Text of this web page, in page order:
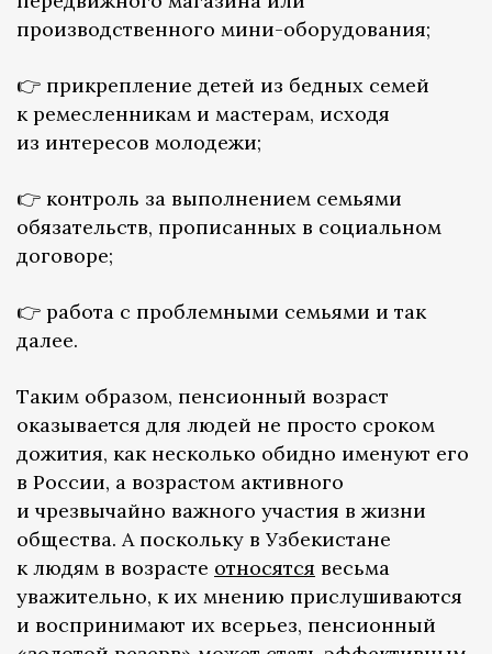
производственного мини-оборудования;
👉 прикрепление детей из бедных семей
к ремесленникам и мастерам, исходя
из интересов молодежи;
👉 контроль за выполнением семьями
обязательств, прописанных в социальном
договоре;
👉 работа с проблемными семьями и так
далее.
Таким образом, пенсионный возраст
оказывается для людей не просто сроком
дожития, как несколько обидно именуют его
в России, а возрастом активного
и чрезвычайно важного участия в жизни
общества. А поскольку в Узбекистане
к людям в возрасте относятся весьма
уважительно, к их мнению прислушиваются
и воспринимают их всерьез, пенсионный